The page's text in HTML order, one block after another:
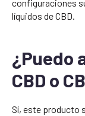
configuraciones
líquidos de CBD.
¿Puedo
CBD o
Sí, este producto